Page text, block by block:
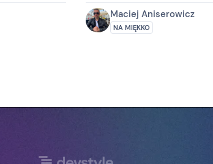
Maciej Aniserowicz
NA MIĘKKO